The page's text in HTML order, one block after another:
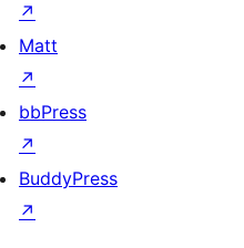
↗
Matt
↗
bbPress
↗
BuddyPress
↗